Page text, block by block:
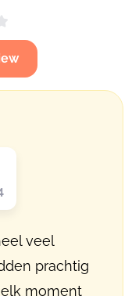
veel
prachtig
moment